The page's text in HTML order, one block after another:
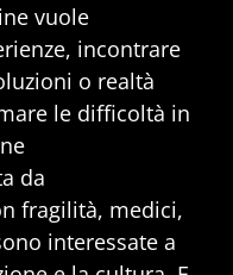
vuole
incontrare
o realtà
le difficoltà in
da
fragilità, medici,
interessate a